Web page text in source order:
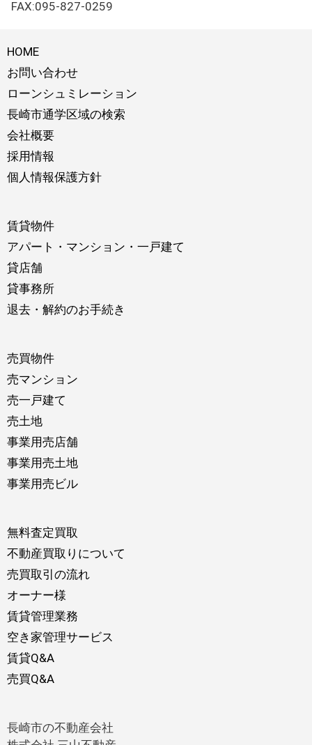
FAX:095-827-0259
HOME
お問い合わせ
ローンシュミレーション
長崎市通学区域の検索
会社概要
採用情報
個人情報保護方針
賃貸物件
アパート・マンション・一戸建て
貸店舗
貸事務所
退去・解約のお手続き
売買物件
売マンション
売一戸建て
売土地
事業用売店舗
事業用売土地
事業用売ビル
無料査定買取
不動産買取りについて
売買取引の流れ
オーナー様
賃貸管理業務
空き家管理サービス
賃貸Q&A
売買Q&A
長崎市の不動産会社